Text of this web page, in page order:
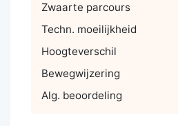
Zwaarte parcours
Techn. moeilijkheid
Hoogteverschil
Bewegwijzering
Alg. beoordeling